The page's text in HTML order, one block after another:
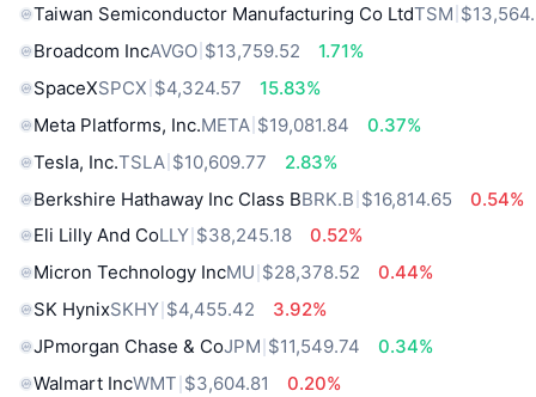
Taiwan Semiconductor Manufacturing Co LtdTSM
Broadcom IncAVGO $13,759.52
1.71%
SpaceXSPCX $4,324.57
15.83%
Meta Platforms, Inc.META $19,081.84
0.37%
Tesla, Inc.TSLA $10,609.77
2.83%
Berkshire Hathaway Inc Class BBRK.B $16,814.65
0.54%
Eli Lilly And CoLLY $38,245.18
0.52%
Micron Technology IncMU $28,378.52
0.44%
SK HynixSKHY $4,455.42
3.92%
JPmorgan Chase & CoJPM $11,549.74
0.34%
Walmart IncWMT $3,604.81 0.20%